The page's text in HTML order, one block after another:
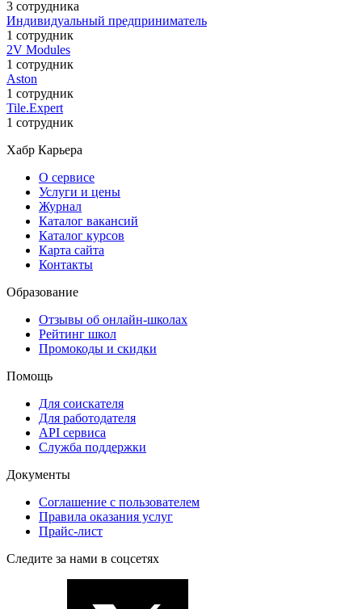
3 сотрудника
Индивидуальный предприниматель
1 сотрудник
2V Modules
1 сотрудник
Aston
1 сотрудник
Tile.Expert
1 сотрудник
Хабр Карьера
О сервисе
Услуги и цены
Журнал
Каталог вакансий
Каталог курсов
Карта сайта
Контакты
Образование
Отзывы об онлайн-школах
Рейтинг школ
Промокоды и скидки
Помощь
Для соискателя
Для работодателя
API сервиса
Служба поддержки
Документы
Соглашение с пользователем
Правила оказания услуг
Прайс-лист
Следите за нами в соцсетях